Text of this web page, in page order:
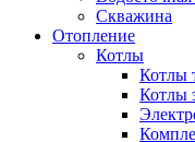
Скважина
Отопление
Котлы
Котлы
Котлы